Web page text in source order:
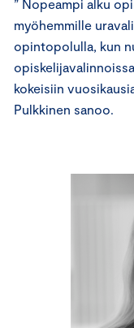
” Nopeampi alku
myöhemmille
opintopolulla, kun
kokeisiin
Pulkkinen sanoo.